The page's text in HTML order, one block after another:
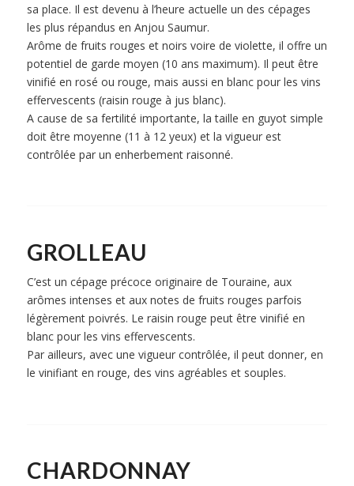
sa place. Il est devenu à l’heure actuelle un des cépages
les plus répandus en Anjou Saumur.
Arôme de fruits rouges et noirs voire de violette, il offre un
potentiel de garde moyen (10 ans maximum). Il peut être
vinifié en rosé ou rouge, mais aussi en blanc pour les vins
effervescents (raisin rouge à jus blanc).
A cause de sa fertilité importante, la taille en guyot simple
doit être moyenne (11 à 12 yeux) et la vigueur est
contrôlée par un enherbement raisonné.
GROLLEAU
C’est un cépage précoce originaire de Touraine, aux
arômes intenses et aux notes de fruits rouges parfois
légèrement poivrés. Le raisin rouge peut être vinifié en
blanc pour les vins effervescents.
Par ailleurs, avec une vigueur contrôlée, il peut donner, en
le vinifiant en rouge, des vins agréables et souples.
CHARDONNAY